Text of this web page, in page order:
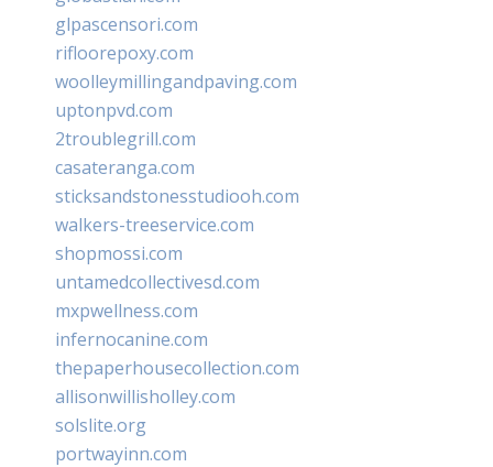
glpascensori.com
rifloorepoxy.com
woolleymillingandpaving.com
uptonpvd.com
2troublegrill.com
casateranga.com
sticksandstonesstudiooh.com
walkers-treeservice.com
shopmossi.com
untamedcollectivesd.com
mxpwellness.com
infernocanine.com
thepaperhousecollection.com
allisonwillisholley.com
solslite.org
portwayinn.com